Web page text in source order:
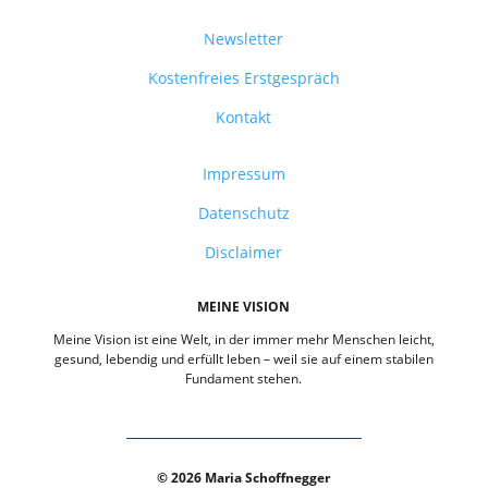
Newsletter
Kostenfreies Erstgespräch
Kontakt
Impressum
Datenschutz
Disclaimer
MEINE VISION
Meine Vision ist eine Welt, in der immer mehr Menschen leicht,
gesund, lebendig und erfüllt leben – weil sie auf einem stabilen
Fundament stehen.
© 2026 Maria Schoffnegger